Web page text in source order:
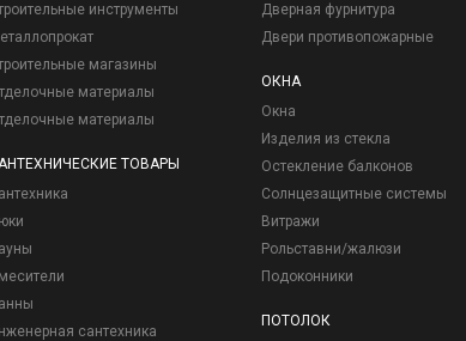
инструменты
магазины
материалы
материалы
ТОВАРЫ
сантехника
Дверная фурнитура
Двери противопожарные
ОКНА
Окна
Изделия из стекла
Остекление балконов
Солнцезащитные системы
Витражи
Рольставни/жалюзи
Подоконники
ПОТОЛОК